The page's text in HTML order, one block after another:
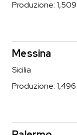
Produzione:1,509
Messina
Sicilia
Produzione:1,496